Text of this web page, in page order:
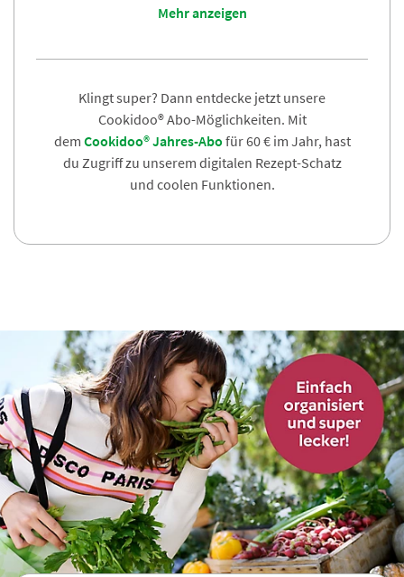
Alle Rezepte sind daher auf den Thermomix®
erhalten dann die Thermomix® Gelinggarantie von
-entwicklerinnen.
Mehr anzeigen
Klingt super? Dann entdecke jetzt unsere
Cookidoo® Abo-Möglichkeiten. Mit
dem Cookidoo® Jahres-Abo für 60 € im Jahr, hast
du Zugriff zu unserem digitalen Rezept-Schatz
und coolen Funktionen.